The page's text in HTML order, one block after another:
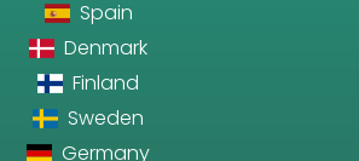
Spain
Denmark
Finland
Sweden
Germany